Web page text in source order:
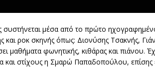
συστήνεται μέσα από το πρώτο
και ροκ σκηνής όπως: Διονύσης Τσακνής,
μαθήματα φωνητικής, κιθάρας και πιάνου.
και στίχους η Σμαρώ Παπαδοπούλου,